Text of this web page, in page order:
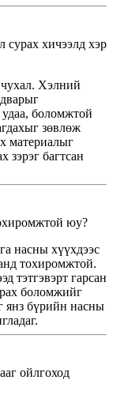
сурах хичээлд хэр
Хэлний
боломжтой
зөвлөж
материалыг
зэрэг багтсан
юу?
насны хүүхдээс
тохиромжтой.
тэтгэвэрт гарсан
боломжийг
янз бүрийн насны
ойлгоход